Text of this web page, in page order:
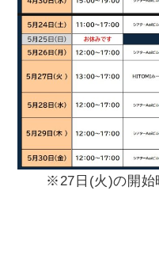
※27日(火)の開始